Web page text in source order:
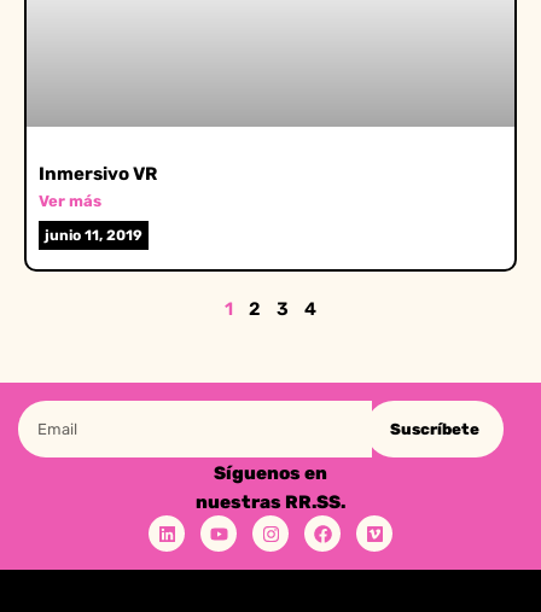
Inmersivo VR
Ver más
junio 11, 2019
1 2 3 4
Suscríbete
Síguenos en
nuestras RR.SS.